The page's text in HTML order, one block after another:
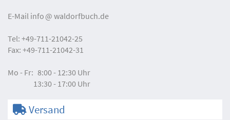
E-Mail info waldorfbuch.de
Tel: +49-711-21042-25
Fax: +49-711-21042-31
Mo - Fr: 8:00 - 12:30 Uhr
13:30 - 17:00 Uhr
Versand